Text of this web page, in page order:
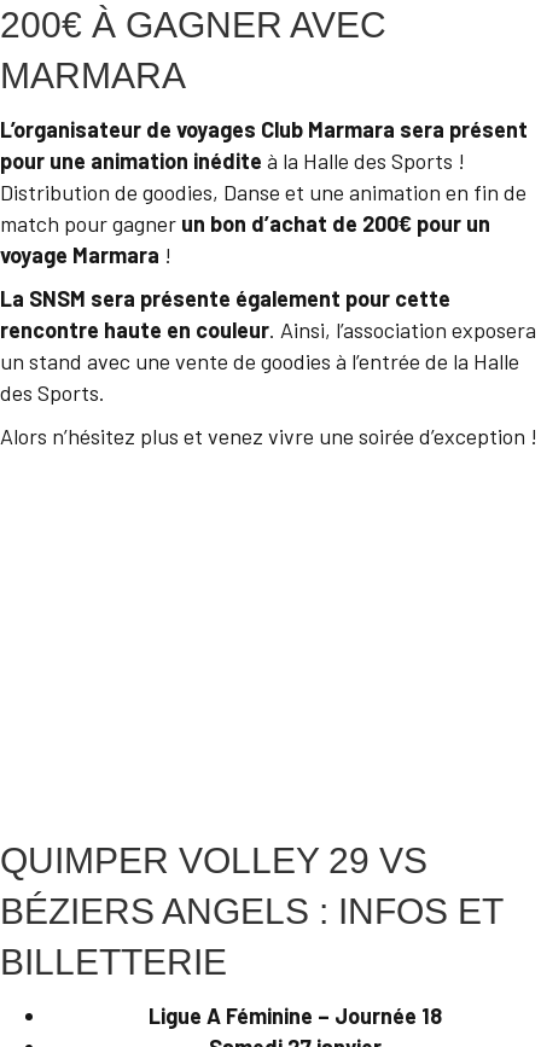
200€ À GAGNER AVEC
MARMARA
L’organisateur de voyages Club Marmara sera présent
pour une animation inédite à la Halle des Sports !
Distribution de goodies, Danse et une animation en fin de
match pour gagner un bon d’achat de 200€ pour un
voyage Marmara !
La SNSM sera présente également pour cette
rencontre haute en couleur. Ainsi, l’association exposera
un stand avec une vente de goodies à l’entrée de la Halle
des Sports.
Alors n’hésitez plus et venez vivre une soirée d’exception !
QUIMPER VOLLEY 29 VS
BÉZIERS ANGELS : INFOS ET
BILLETTERIE
Ligue A Féminine – Journée 18